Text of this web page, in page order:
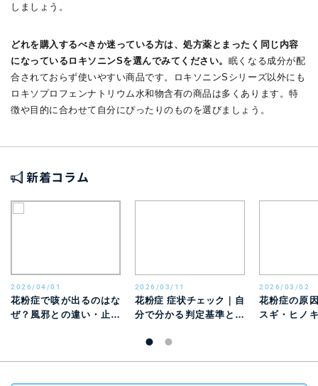
しましょう。
どれを購入するべきか迷っている方は、処方薬とまったく同じ内容
になっているロキソニンSを選んでみてください。 眠くなる成分が配
合されておらず使いやすい商品です。ロキソニンSシリーズ以外にも
ロキソプロフェンナトリウム水和物含有の商品は多くあります。特
徴や目的に合わせて自分にぴったりのものを選びましょう。
新着コラム
2026/04/01
花粉症で咳が出るのはな
ぜ？風邪との違い・止ま
2026/03/11
花粉症 症状チェック｜自
分で分かる判定基準と風
2026/03/02
花粉症の原
スギ・ヒノ